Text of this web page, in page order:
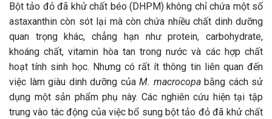
Bột tảo đỏ đã khử chất béo (DHPM) không chỉ chứa một số
astaxanthin còn sót lại mà còn chứa nhiều chất dinh dưỡng
quan trọng khác, chẳng hạn như protein, carbohydrate,
khoáng chất, vitamin hòa tan trong nước và các hợp chất
hoạt tính sinh học. Nhưng có rất ít thông tin liên quan đến
việc làm giàu dinh dưỡng của M. macrocopabằng cách sử
dụng một sản phẩm phụ này. Các nghiên cứu hiện tại tập
trung vào tác động của việc bổ sung bột tảo đỏ đã khử chất